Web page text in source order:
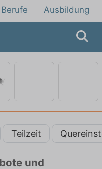
Berufe Ausbildung
Teilzeit
und